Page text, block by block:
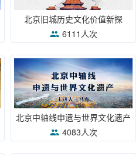
北京旧城历史文化价值新探
6111人次
北京中轴线申遗与世界文化遗产
4083人次